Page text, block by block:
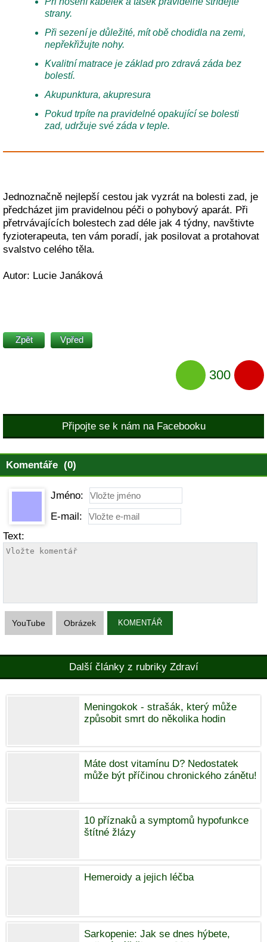
strany.
Při sezení je důležité, mít obě chodidla na zemi,
nepřekřižujte nohy.
Kvalitní matrace je základ pro zdravá záda bez
bolestí.
Akupunktura, akupresura
Pokud trpíte na pravidelné opakující se bolesti
zad, udržuje své záda v teple.
Jednoznačně nejlepší cestou jak vyzrát na bolesti zad, je
předcházet jim pravidelnou péči o pohybový aparát. Při
přetrvávajících bolestech zad déle jak 4 týdny, navštivte
fyzioterapeuta, ten vám poradí, jak posilovat a protahovat
svalstvo celého těla.
Autor: Lucie Janáková
Zpět Vpřed
300
Připojte se k nám na Facebooku
Komentáře (0)
Jméno:
E-mail:
Text:
YouTube Obrázek KOMENTÁŘ
Další články z rubriky Zdraví
Meningokok - strašák, který může
způsobit smrt do několika hodin
Máte dost vitamínu D? Nedostatek
může být příčinou chronického zánětu!
10 příznaků a symptomů hypofunkce
štítné žlázy
Hemeroidy a jejich léčba
Sarkopenie: Jak se dnes hýbete,